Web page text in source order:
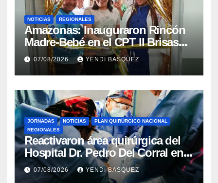
NOTICIAS REGIONALES
​Amazonas: Inauguraron Rincón
Madre-Bebé en el CPT II Brisas
del Aeropuerto ​Inauguraron
Rincón
07/08/2026 YENDI BASQUEZ
JORNADAS NOTICIAS
PLAN QUIRÚRGICO NACIONAL
REGIONALES
Reactivaron área quirúrgica del
Hospital Dr. Pedro Del Corral en
Guárico
07/08/2026 YENDI BASQUEZ